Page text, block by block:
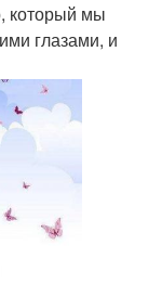
который мы
глазами, и